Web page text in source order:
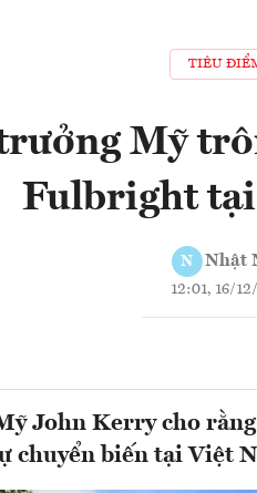
TIÊU
Mỹ
Fulbright
N Nhật
12:01, 16/
John Kerry cho
chuyển biến tại Việt